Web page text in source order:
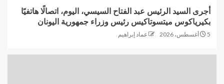
أجرى السيد الرئيس عبد الفتاح السيسي، اليوم، اتصالًا هاتفيًا
بكيرياكوس ميتسوتاكيس رئيس وزراء جمهورية اليونان
5 أغسطس، 2026 عماد إبراهيم